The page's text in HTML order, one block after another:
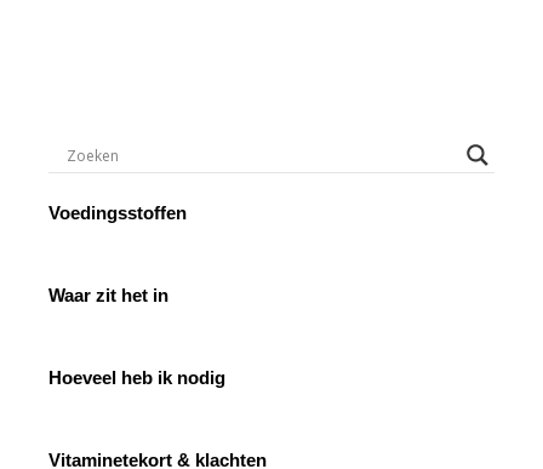
Voedingsstoffen
Waar zit het in
Hoeveel heb ik nodig
Vitaminetekort & klachten